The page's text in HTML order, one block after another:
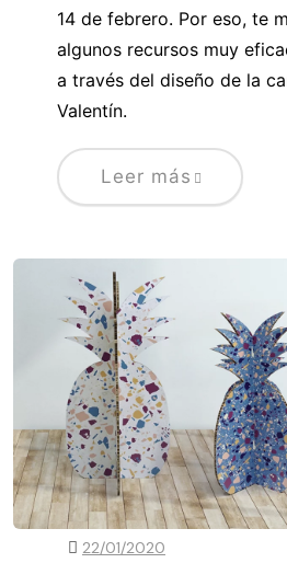
14 de febrero. Por eso, te
algunos recursos muy
a través del diseño de la
Valentín.
Leer más
22/01/2020